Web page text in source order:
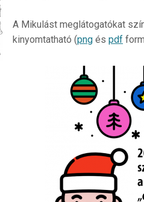
A Mikulást meglátogatókat
kinyomtatható (png és pdf